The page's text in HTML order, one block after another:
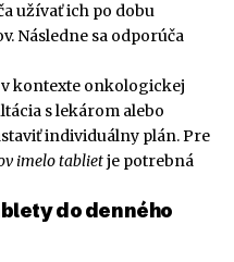
užívať ich po dobu
Následne sa odporúča
kontexte onkologickej
s lekárom alebo
individuálny plán. Pre
imelo tablietje potrebná
do denného